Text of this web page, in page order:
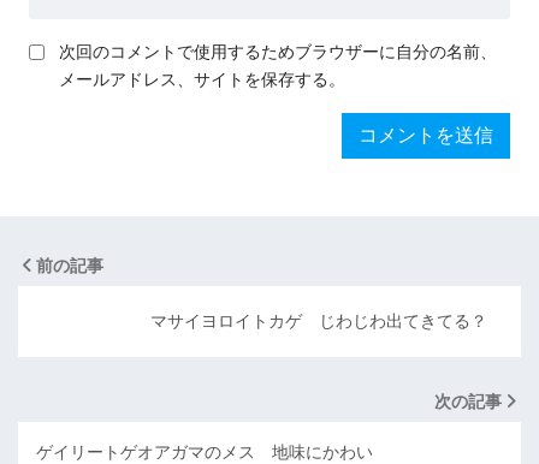
次回のコメントで使用するためブラウザーに自分の名前、
メールアドレス、サイトを保存する。
前の記事
マサイヨロイトカゲ じわじわ出てきてる？
次の記事
ゲイリートゲオアガマのメス 地味にかわい